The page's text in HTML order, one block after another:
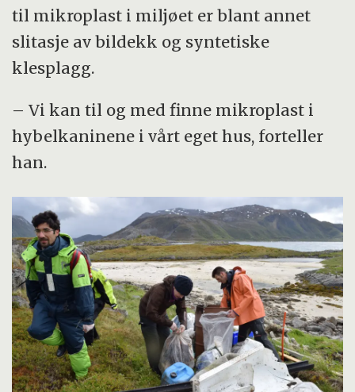
til mikroplast i miljøet er blant annet
slitasje av bildekk og syntetiske
klesplagg.
– Vi kan til og med finne mikroplast i
hybelkaninene i vårt eget hus, forteller
han.